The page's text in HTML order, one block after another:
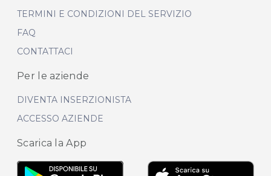
TERMINI E CONDIZIONI DEL SERVIZIO
FAQ
CONTATTACI
Per le aziende
DIVENTA INSERZIONISTA
ACCESSO AZIENDE
Scarica la App